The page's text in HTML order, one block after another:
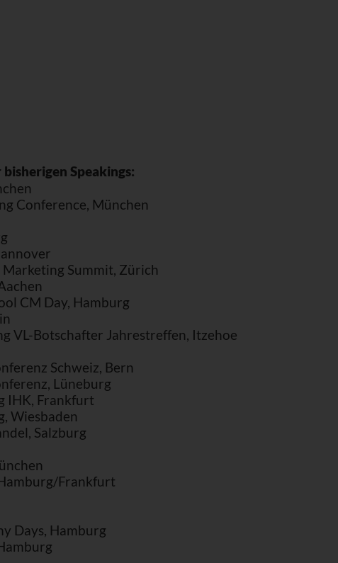
Speakings:
Conference, München
Summit, Zürich
CM Day, Hamburg
VL-Botschafter Jahrestreffen, Itzehoe
Schweiz, Bern
Lüneburg
IHK, Frankfurt
Wiesbaden
Salzburg
Frankfurt
Days, Hamburg